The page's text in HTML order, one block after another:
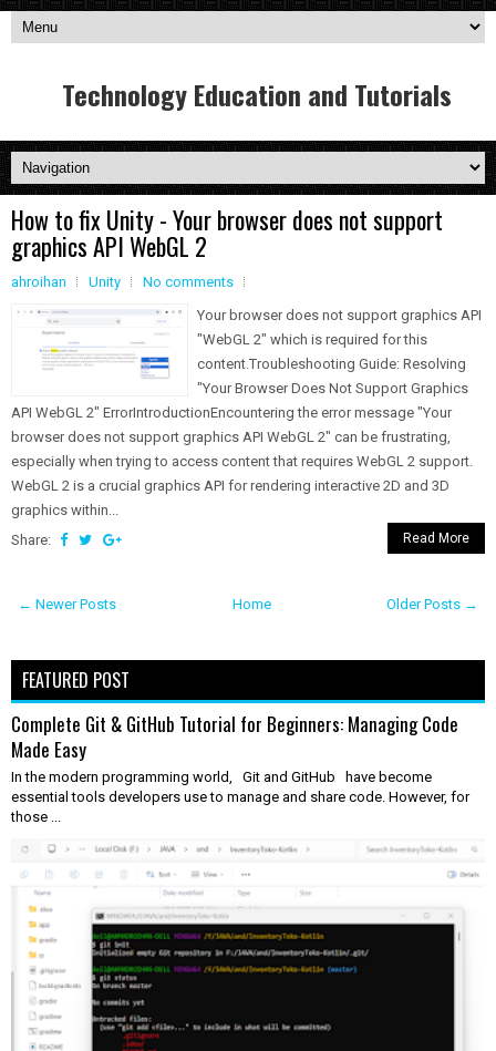
Technology Education and Tutorials
How to fix Unity - Your browser does not support
graphics API WebGL 2
ahroihan Unity
No comments
Your browser does not support graphics API
"WebGL 2" which is required for this
content.Troubleshooting Guide: Resolving
"Your Browser Does Not Support Graphics
API WebGL 2" ErrorIntroductionEncountering the error message "Your
browser does not support graphics API WebGL 2" can be frustrating,
especially when trying to access content that requires WebGL 2 support.
WebGL 2 is a crucial graphics API for rendering interactive 2D and 3D
graphics within...
Share:
Read More
← Newer Posts Older Posts →
Home
FEATURED POST
Complete Git & GitHub Tutorial for Beginners: Managing Code
Made Easy
In the modern programming world, Git and GitHub have become
essential tools developers use to manage and share code. However, for
those ...